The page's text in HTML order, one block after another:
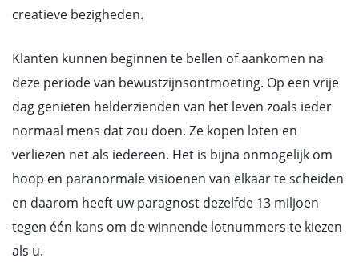
creatieve bezigheden.
Klanten kunnen beginnen te bellen of aankomen na
deze periode van bewustzijnsontmoeting. Op een vrije
dag genieten helderzienden van het leven zoals ieder
normaal mens dat zou doen. Ze kopen loten en
verliezen net als iedereen. Het is bijna onmogelijk om
hoop en paranormale visioenen van elkaar te scheiden
en daarom heeft uw paragnost dezelfde 13 miljoen
tegen één kans om de winnende lotnummers te kiezen
als u.